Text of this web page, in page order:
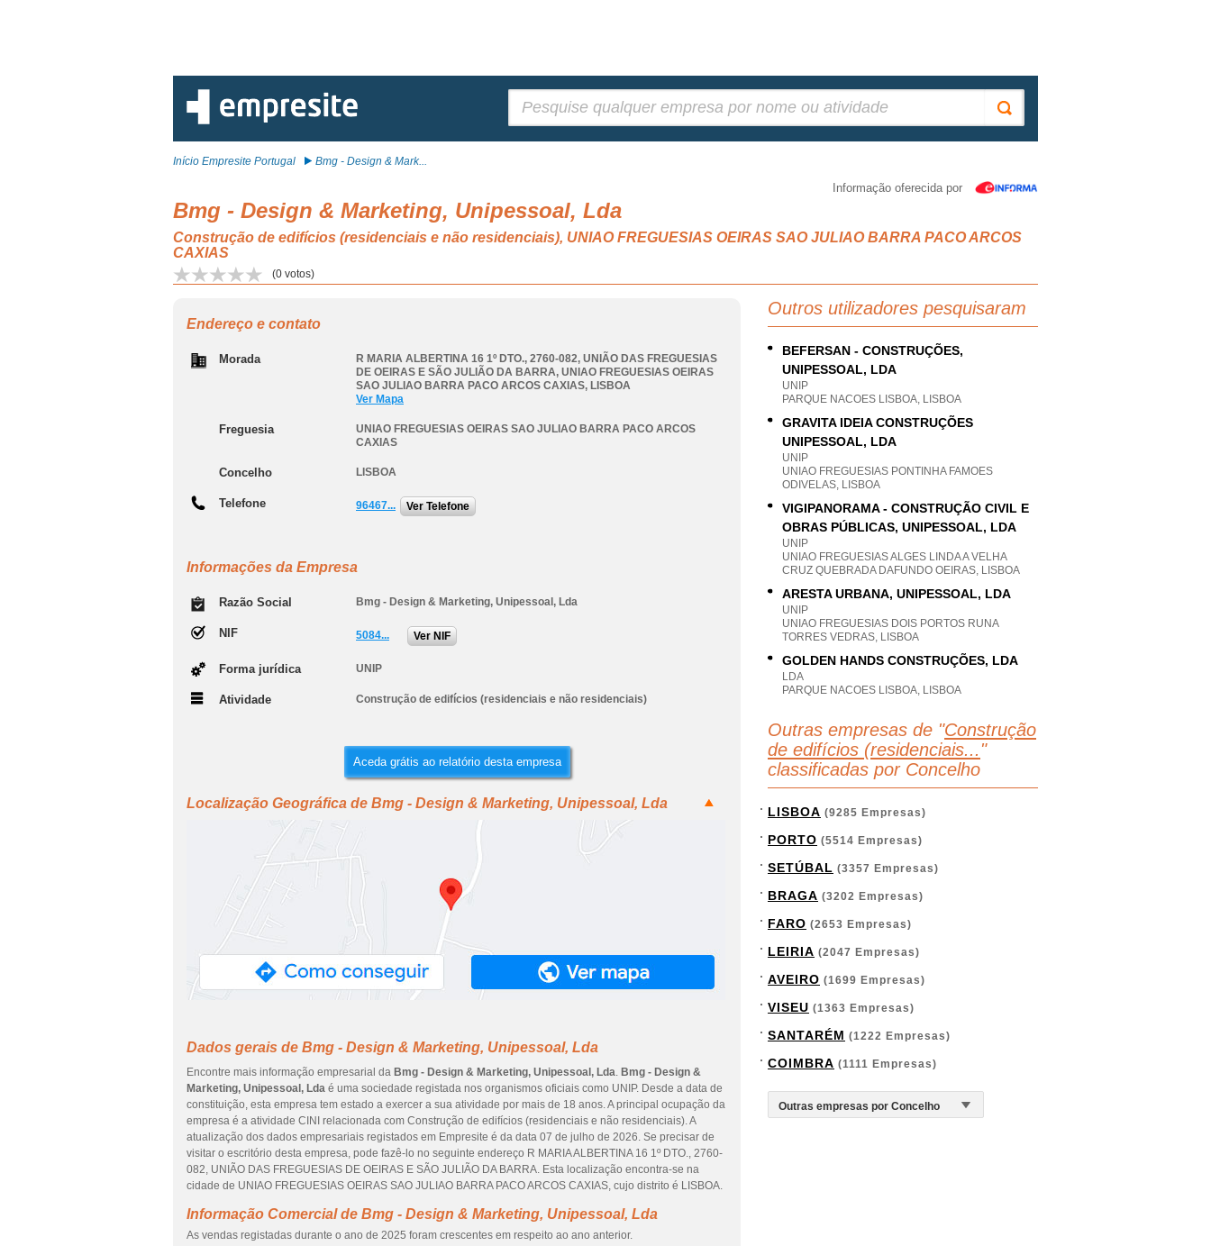
Início Empresite Portugal Bmg - Design & Mark...
Informação oferecida por
Bmg - Design & Marketing, Unipessoal, Lda
Construção de edifícios (residenciais e não residenciais), UNIAO FREGUESIAS OEIRAS SAO JULIAO BARRA PACO ARCOS
CAXIAS
(0 votos)
Endereço e contato
Morada
R MARIA ALBERTINA 16 1º DTO., 2760-082, UNIÃO DAS FREGUESIAS
DE OEIRAS E SÃO JULIÃO DA BARRA, UNIAO FREGUESIAS OEIRAS
SAO JULIAO BARRA PACO ARCOS CAXIAS, LISBOA
Ver Mapa
Freguesia
UNIAO FREGUESIAS OEIRAS SAO JULIAO BARRA PACO ARCOS
CAXIAS
Concelho LISBOA
Telefone 96467... Ver Telefone
Informações da Empresa
Razão Social Bmg - Design & Marketing, Unipessoal, Lda
NIF 5084... Ver NIF
Forma jurídica UNIP
Atividade Construção de edifícios (residenciais e não residenciais)
Aceda grátis ao relatório desta empresa
Localização Geográfica de Bmg - Design & Marketing, Unipessoal, Lda
Dados gerais de Bmg - Design & Marketing, Unipessoal, Lda
Encontre mais informação empresarial da Bmg - Design & Marketing, Unipessoal, Lda. Bmg - Design &
Marketing, Unipessoal, Lda é uma sociedade registada nos organismos oficiais como UNIP. Desde a data de
constituição, esta empresa tem estado a exercer a sua atividade por mais de 18 anos. A principal ocupação da
empresa é a atividade CINI relacionada com Construção de edifícios (residenciais e não residenciais). A
atualização dos dados empresariais registados em Empresite é da data 07 de julho de 2026. Se precisar de
visitar o escritório desta empresa, pode fazê-lo no seguinte endereço R MARIA ALBERTINA 16 1º DTO., 2760-
082, UNIÃO DAS FREGUESIAS DE OEIRAS E SÃO JULIÃO DA BARRA. Esta localização encontra-se na
cidade de UNIAO FREGUESIAS OEIRAS SAO JULIAO BARRA PACO ARCOS CAXIAS, cujo distrito é LISBOA.
Informação Comercial de Bmg - Design & Marketing, Unipessoal, Lda
As vendas registadas durante o ano de 2025 foram crescentes em respeito ao ano anterior.
Outros utilizadores pesquisaram
BEFERSAN - CONSTRUÇÕES,
UNIPESSOAL, LDA
UNIP
PARQUE NACOES LISBOA, LISBOA
GRAVITA IDEIA CONSTRUÇÕES
UNIPESSOAL, LDA
UNIP
UNIAO FREGUESIAS PONTINHA FAMOES
ODIVELAS, LISBOA
VIGIPANORAMA - CONSTRUÇÃO CIVIL E
OBRAS PÚBLICAS, UNIPESSOAL, LDA
UNIP
UNIAO FREGUESIAS ALGES LINDA A VELHA
CRUZ QUEBRADA DAFUNDO OEIRAS, LISBOA
ARESTA URBANA, UNIPESSOAL, LDA
UNIP
UNIAO FREGUESIAS DOIS PORTOS RUNA
TORRES VEDRAS, LISBOA
GOLDEN HANDS CONSTRUÇÕES, LDA
LDA
PARQUE NACOES LISBOA, LISBOA
Outras empresas de "Construção
de edifícios (residenciais... "
classificadas por Concelho
LISBOA (9285 Empresas)
PORTO (5514 Empresas)
SETÚBAL (3357 Empresas)
BRAGA (3202 Empresas)
FARO (2653 Empresas)
LEIRIA (2047 Empresas)
AVEIRO (1699 Empresas)
VISEU (1363 Empresas)
SANTARÉM (1222 Empresas)
COIMBRA (1111 Empresas)